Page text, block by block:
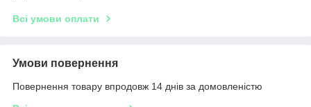
Всі умови оплати
Умови повернення
Повернення товару впродовж 14 днів за домовленістю